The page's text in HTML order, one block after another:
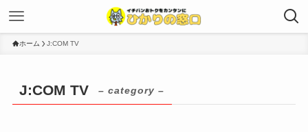
ホーム J:COM TV
J:COM TV – category –